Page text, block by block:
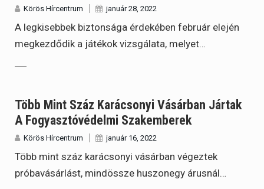
Körös Hírcentrum január 28, 2022
A legkisebbek biztonsága érdekében február elején
megkezdődik a játékok vizsgálata, melyet…
Több Mint Száz Karácsonyi Vásárban Jártak
A Fogyasztóvédelmi Szakemberek
Körös Hírcentrum január 16, 2022
Több mint száz karácsonyi vásárban végeztek
próbavásárlást, mindössze huszonegy árusnál…